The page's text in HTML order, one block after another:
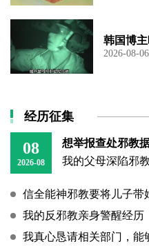
韩国博
2026-08-06
经历征集
08
2026-08
我的反邪教亲身警醒经历